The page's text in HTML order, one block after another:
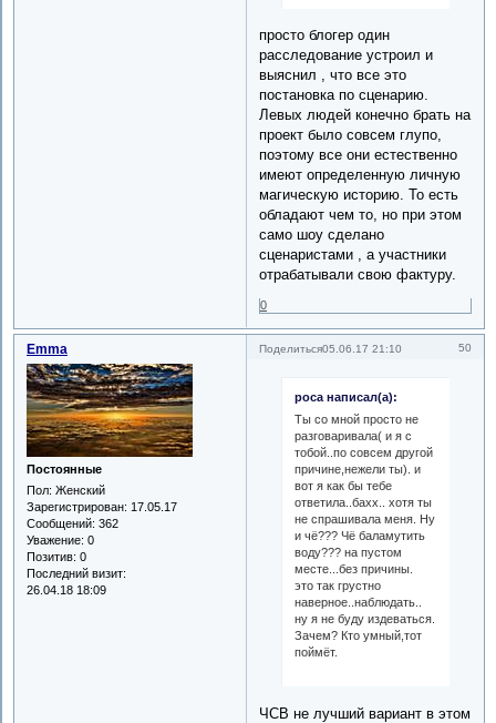
просто блогер один
расследование устроил и
выяснил , что все это
постановка по сценарию.
Левых людей конечно брать на
проект было совсем глупо,
поэтому все они естественно
имеют определенную личную
магическую историю. То есть
обладают чем то, но при этом
само шоу сделано
сценаристами , а участники
отрабатывали свою фактуру.
0
Поделиться 50
05.06.17 21:10
Emma
Постоянные
Пол: Женский
Зарегистрирован: 17.05.17
Сообщений: 362
Уважение: 0
Позитив: 0
Последний визит:
26.04.18 18:09
роса написал(а):
Ты со мной просто не
разговаривала( и я с
тобой..по совсем другой
причине,нежели ты). и
вот я как бы тебе
ответила..бахх.. хотя ты
не спрашивала меня. Ну
и чё??? Чё баламутить
воду??? на пустом
месте...без причины.
это так грустно
наверное..наблюдать..
ну я не буду издеваться.
Зачем? Кто умный,тот
поймёт.
ЧСВ не лучший вариант в этом